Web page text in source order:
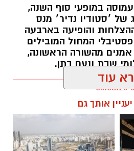
במופעי סוף השנה,
של ׳סטודיו נדיר׳ מנס
והופיעה בארבעה
המחול המובילים
מהשורה הראשונה,
שבת ונעם בתן.
עוד
אותך גם